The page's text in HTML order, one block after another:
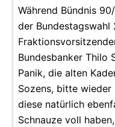
Während Bündnis
der
Bundesbanker Thilo
Panik, die alten
Sozens, bitte wieder
diese natürlich
Schnauze voll